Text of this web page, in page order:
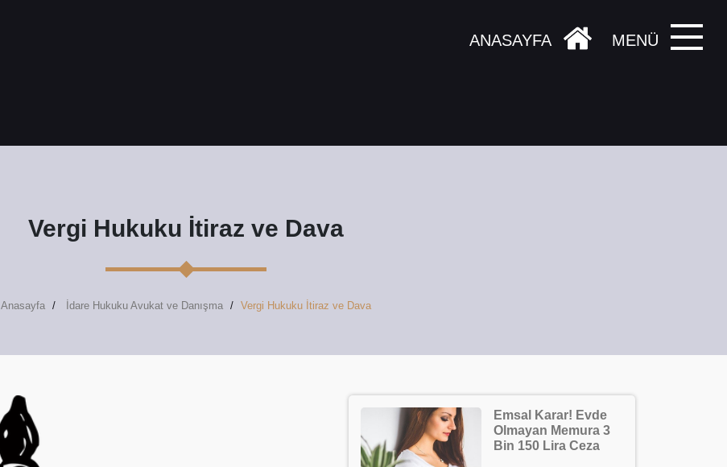
MENÜ
ANASAYFA
Vergi Hukuku İtiraz ve Dava
Anasayfa İdare Hukuku Avukat ve Danışma Vergi Hukuku İtiraz ve Dava
Emsal Karar! Evde
Olmayan Memura 3
Bin 150 Lira Ceza